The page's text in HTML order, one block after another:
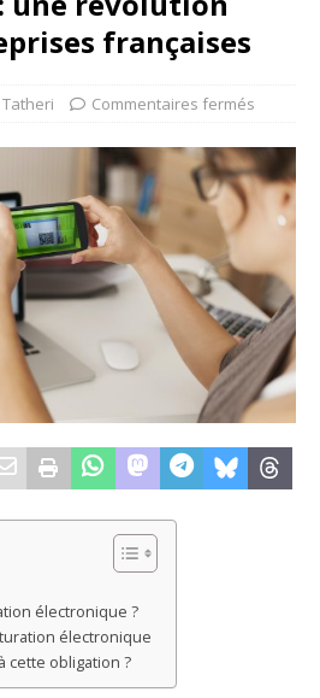
françaises
Commentaires fermés
électronique ?
électronique
cette obligation ?